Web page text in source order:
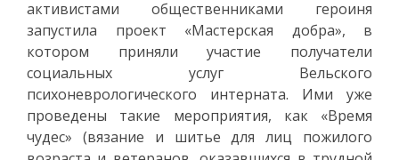
активистами общественниками героиня
запустила проект «Мастерская добра», в
котором приняли участие получатели
социальных услуг Вельского
психоневрологического интерната. Ими уже
проведены такие мероприятия, как «Время
чудес» (вязание и шитье для лиц пожилого